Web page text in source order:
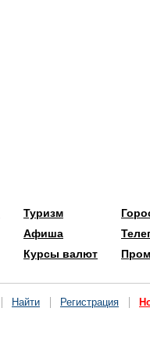
Туризм
Афиша
Курсы валют
Найти Регистрация